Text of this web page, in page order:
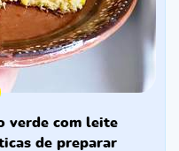
de preparar